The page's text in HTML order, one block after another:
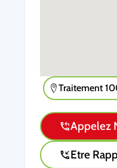
Traitement
Appelez
Etre